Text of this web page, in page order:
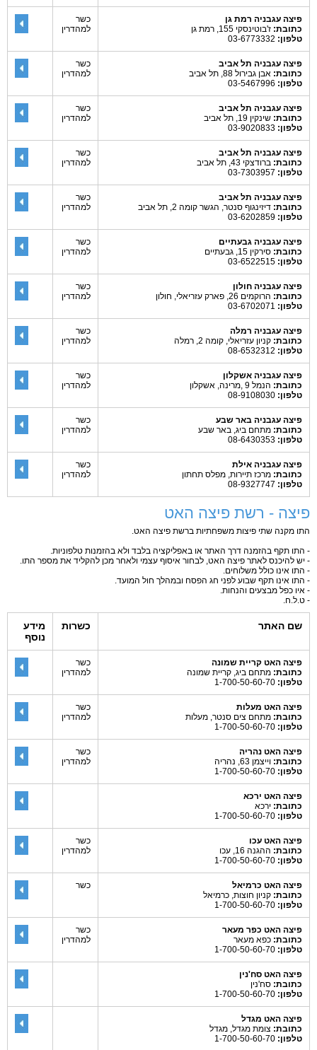
פיצה עגבניה רמת גן
כתובת: ז'בוטינסקי 155, רמת גן
טלפון:
כשר
למהדרין
פיצה עגבניה תל אביב
כתובת: אבן גבירול 88, תל אביב
טלפון:
כשר
למהדרין
פיצה עגבניה תל אביב
כתובת: שינקין 19, תל אביב
טלפון:
כשר
למהדרין
פיצה עגבניה תל אביב
כתובת: ברודצקי 43, תל אביב
טלפון:
כשר
למהדרין
פיצה עגבניה תל אביב
כתובת: דיזינגוף סנטר, הגשר קומה 2, תל אביב
טלפון:
כשר
למהדרין
פיצה עגבניה גבעתיים
כתובת: סירקין 15, גבעתיים
טלפון:
כשר
למהדרין
פיצה עגבניה חולון
כתובת: הרוקמים 26, פארק עזריאלי, חולון
טלפון:
כשר
למהדרין
פיצה עגבניה רמלה
כתובת: קניון עזריאלי, קומה 2, רמלה
טלפון:
כשר
למהדרין
פיצה עגבניה אשקלון
כתובת: הנמל 9 ,מרינה, אשקלון
טלפון:
כשר
למהדרין
פיצה עגבניה באר שבע
כתובת: מתחם ביג, באר שבע
טלפון:
כשר
למהדרין
פיצה עגבניה אילת
כתובת: מרכז תיירות, מפלס תחתון
טלפון:
כשר
למהדרין
פיצה - רשת פיצה האט
התו מקנה שתי פיצות משפחתיות ברשת פיצה האט.
- התו תקף בהזמנה דרך האתר או באפליקציה בלבד ולא בהזמנות טלפוניות.
- יש להיכנס לאתר פיצה האט, לבחור איסוף עצמי ולאחר מכן להקליד את מספר התו.
- התו אינו כולל משלוחים.
- התו אינו תקף שבוע לפני חג הפסח ובמהלך חול המועד.
- איו כפל מבצעים והנחות.
- ט.ל.ח.
שם האתר כשרות
מידע
נוסף
פיצה האט קריית שמונה
כתובת: מתחם ביג, קריית שמונה
טלפון:
כשר
למהדרין
פיצה האט מעלות
כתובת: מתחם צים סנטר, מעלות
טלפון:
כשר
למהדרין
פיצה האט נהריה
כתובת: וייצמן 63, נהריה
טלפון:
כשר
למהדרין
פיצה האט ירכא
כתובת: ירכא
טלפון:
פיצה האט עכו
כתובת: ההגנה 16, עכו
טלפון:
כשר
למהדרין
פיצה האט כרמיאל
כתובת: קניון חוצות, כרמיאל
טלפון:
כשר
פיצה האט כפר מעאר
כתובת: כפא מעאר
טלפון:
כשר
למהדרין
פיצה האט סח'נין
כתובת: סח'נין
טלפון:
פיצה האט מגדל
כתובת: צומת מגדל, מגדל
טלפון: